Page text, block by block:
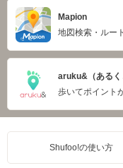
Mapion
地図検索・ルー
aruku&（あるく
歩いてポイント
Shufoo!の使い方